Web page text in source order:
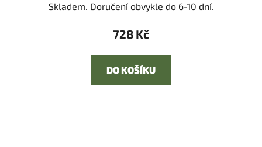
Skladem. Doručení obvykle do 6-10 dní.
728 Kč
DO KOŠÍKU